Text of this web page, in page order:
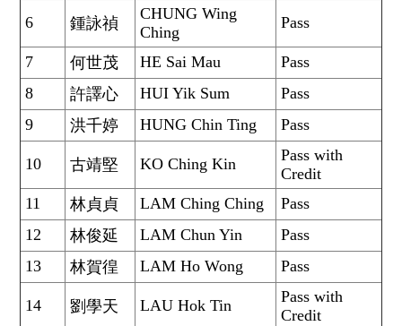
6 鍾詠禎
CHUNG Wing
Ching
Pass
7 何世茂 HE Sai Mau
Pass
8
許譯心 HUI Yik Sum
Pass
9
洪千婷 HUNG Chin Ting Pass
10 古靖堅 KO Ching Kin
Pass with
Credit
11
林貞貞 LAM Ching Ching
Pass
12
林俊延 LAM Chun Yin
Pass
13
林賀徨 LAM Ho Wong Pass
14 劉學天 LAU Hok Tin
Pass with
Credit